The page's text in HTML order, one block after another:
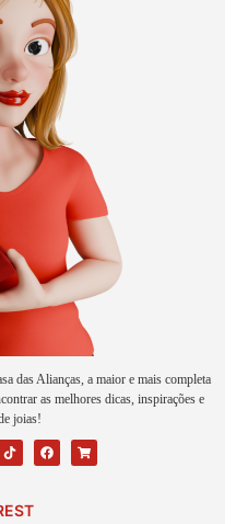
das Alianças, a maior e mais completa
as melhores dicas, inspirações e
joias!